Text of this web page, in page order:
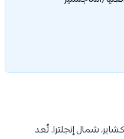
شمال إنجلترا. تُعد